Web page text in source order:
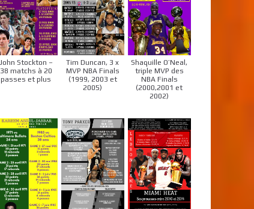
John Stockton –
38 matchs à 20
passes et plus
Tim Duncan, 3 x
MVP NBA Finals
(1999, 2003 et
2005)
Shaquille O’Neal,
triple MVP des
NBA Finals
(2000,2001 et
2002)